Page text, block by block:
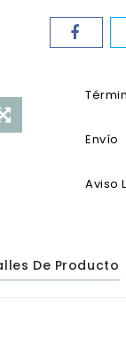
Envío
Aviso
De Producto